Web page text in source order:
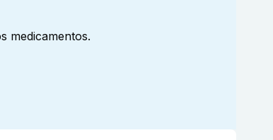
medicamentos.